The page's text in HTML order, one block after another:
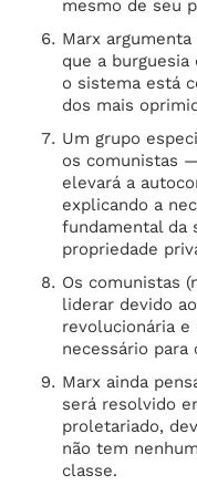
mesmo de seu
Marx
que a burguesia
o sistema está
dos mais
Um grupo
os comunistas
elevará a
explicando a
fundamental da
propriedade
Os comunistas
liderar devido
revolucionária
necessário para
Marx ainda
será resolvido
proletariado,
não tem
classe.